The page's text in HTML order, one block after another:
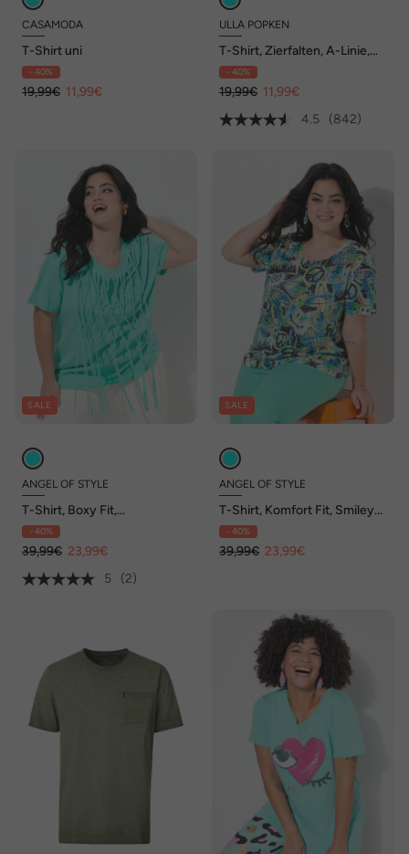
CASAMODA
T-Shirt uni
- 40%
19,99€ 11,99€
ULLA POPKEN
T-Shirt, Zierfalten, A-Linie,
Rundhals, Halbarm, Modal
- 40%
19,99€ 11,99€
4.5
(842)
SALE
ANGEL OF STYLE
T-Shirt, Boxy Fit,
Knotenfransen
- 40%
39,99€ 23,99€
5
(2)
SALE
ANGEL OF STYLE
T-Shirt, Komfort Fit, Smiley
Print
- 40%
39,99€ 23,99€